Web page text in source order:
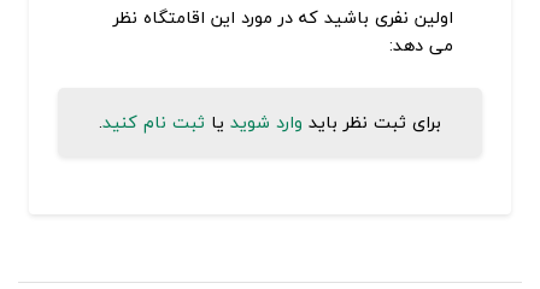
اولین نفری باشید که در مورد این اقامتگاه نظر
می دهد:
برای ثبت نظر باید وارد شوید یا ثبت نام کنید.